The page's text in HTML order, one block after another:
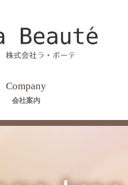
Company
会社案内